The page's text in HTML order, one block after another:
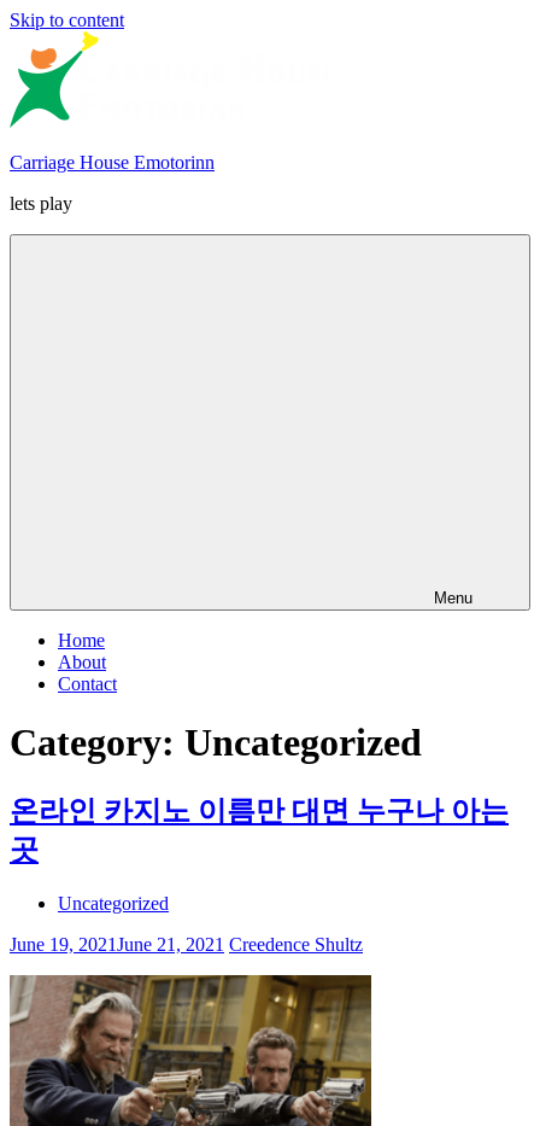
Skip to content
Carriage House Emotorinn
lets play
Menu
Home
About
Contact
Category: Uncategorized
온라인 카지노 이름만 대면 누구나 아는
곳
Uncategorized
June 19, 2021June 21, 2021 Creedence Shultz